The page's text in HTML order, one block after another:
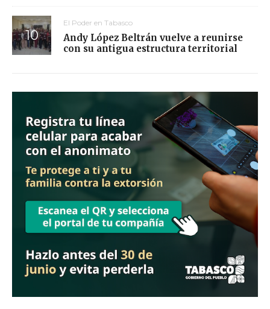
El Poder en Tabasco
Andy López Beltrán vuelve a reunirse
con su antigua estructura territorial